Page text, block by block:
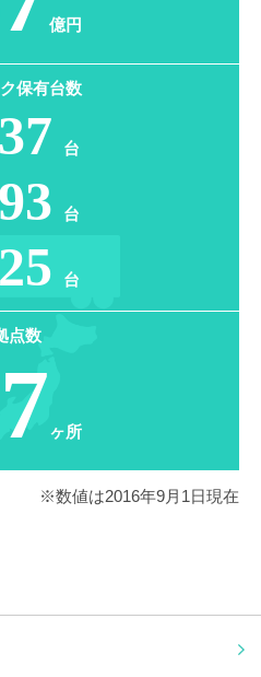
億円
ク保有台数
37 台
93 台
25 台
点数
ヶ所
※数値は2016年9月1日現在